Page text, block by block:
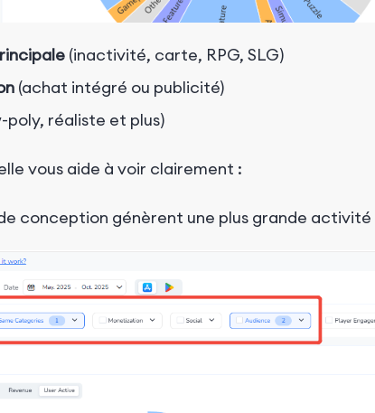
(inactivité, carte, RPG, SLG)
(achat intégré ou publicité)
poly, réaliste et plus)
vous aide à voir clairement :
conception génèrent une plus grande activité